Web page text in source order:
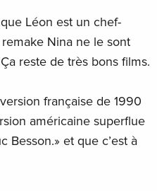
Léon est un chef-
Nina ne le sont
reste de très bons films.
française de 1990
américaine superflue
Besson.» et que c’est à